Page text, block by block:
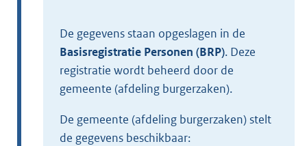
De gegevens staan opgeslagen in de
Basisregistratie Personen (BRP). Deze
registratie wordt beheerd door de
gemeente (afdeling burgerzaken).
de gemeente (afdeling burgerzaken) stelt
de gegevens beschikbaar: